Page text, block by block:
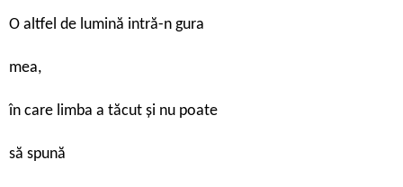
O altfel de lumină intră-n gura
mea,
în care limba a tăcut şi nu poate
să spună